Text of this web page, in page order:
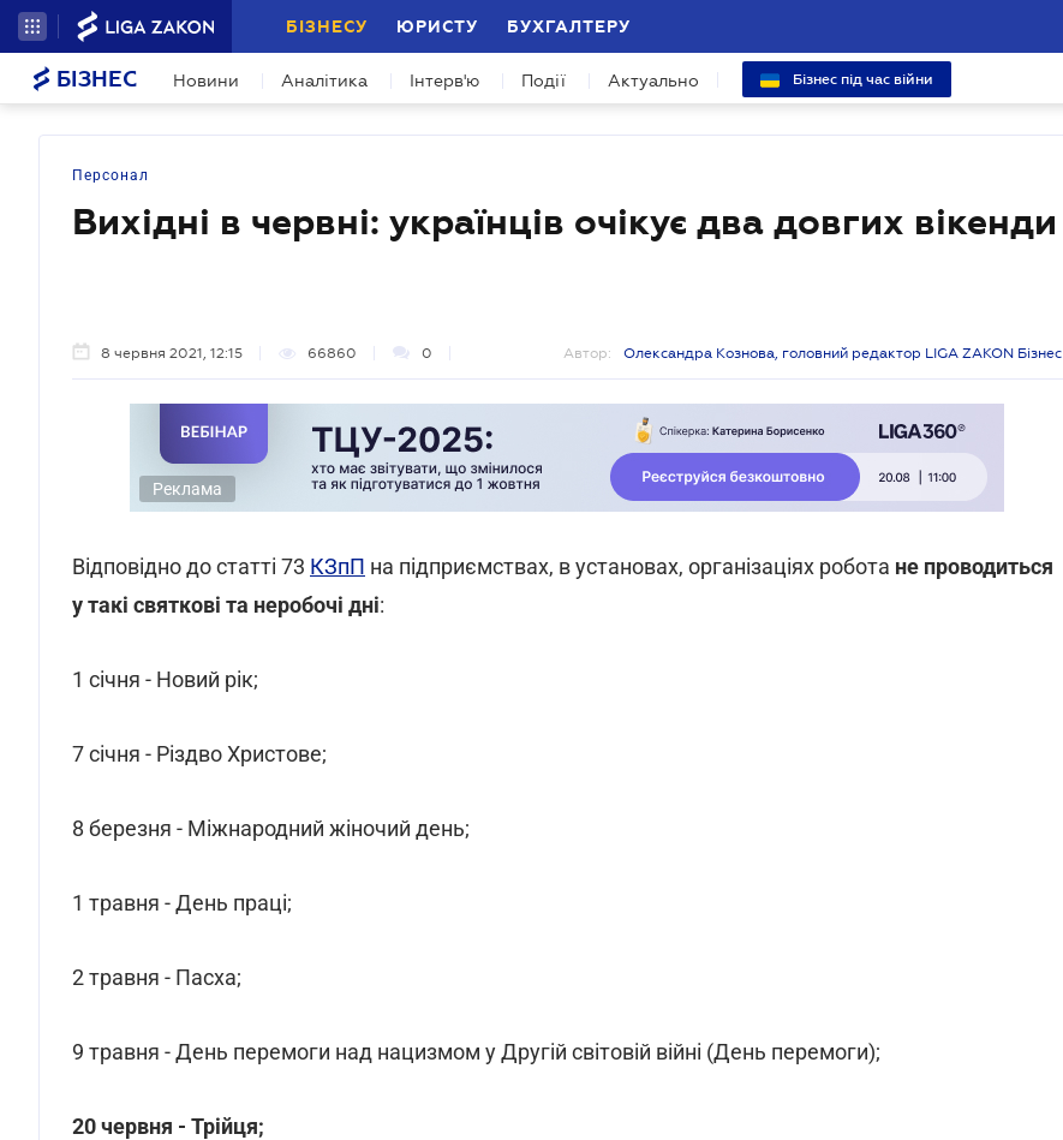
БІЗНЕСУ ЮРИСТУ БУХГАЛТЕРУ
БІЗНЕС Новини Аналітика Інтерв'ю Події Актуально Бізнес під час війни
Персонал
Вихідні в червні: українців очікує два довгих вікенди
8 червня 2021, 12:15 66860 0 Автор: Олександра Кознова, головний редактор LIGA ZAKON Бізнес
Реклама
Відповідно до статті 73 КЗпП на підприємствах, в установах, організаціях робота не проводиться
у такі святкові та неробочі дні:
1 січня - Новий рік;
7 січня - Різдво Христове;
8 березня - Міжнародний жіночий день;
1 травня - День праці;
2 травня - Пасха;
9 травня - День перемоги над нацизмом у Другій світовій війні (День перемоги);
20 червня - Трійця;